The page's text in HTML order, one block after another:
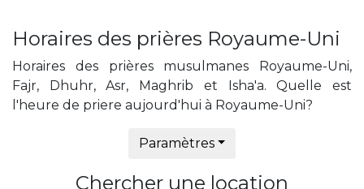
Horaires des prières Royaume-Uni
Horaires des prières musulmanes Royaume-Uni,
Fajr, Dhuhr, Asr, Maghrib et Isha'a. Quelle est
l'heure de priere aujourd'hui à Royaume-Uni?
Paramètres
Chercher une location